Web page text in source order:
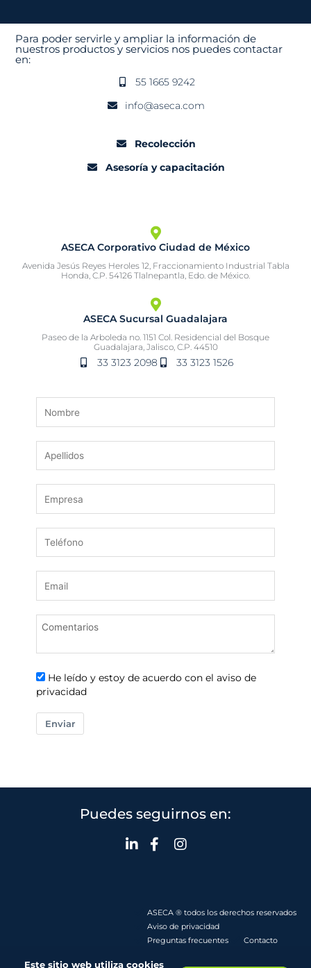
Para poder servirle y ampliar la información de
nuestros productos y servicios nos puedes contactar
en:
55 1665 9242
info@aseca.com
Recolección
Asesoría y capacitación
ASECA Corporativo Ciudad de México
Avenida Jesús Reyes Heroles 12, Fraccionamiento Industrial Tabla
Honda, C.P. 54126 Tlalnepantla, Edo. de México.
ASECA Sucursal Guadalajara
Paseo de la Arboleda no. 1151 Col. Residencial del Bosque
Guadalajara, Jalisco, C.P. 44510
33 3123 2098 33 3123 1526
He leído y estoy de acuerdo con el aviso de
privacidad
Enviar
Puedes seguirnos en:
ASECA ® todos los derechos reservados
Aviso de privacidad
Preguntas frecuentes
Contacto
Este sitio web utiliza cookies